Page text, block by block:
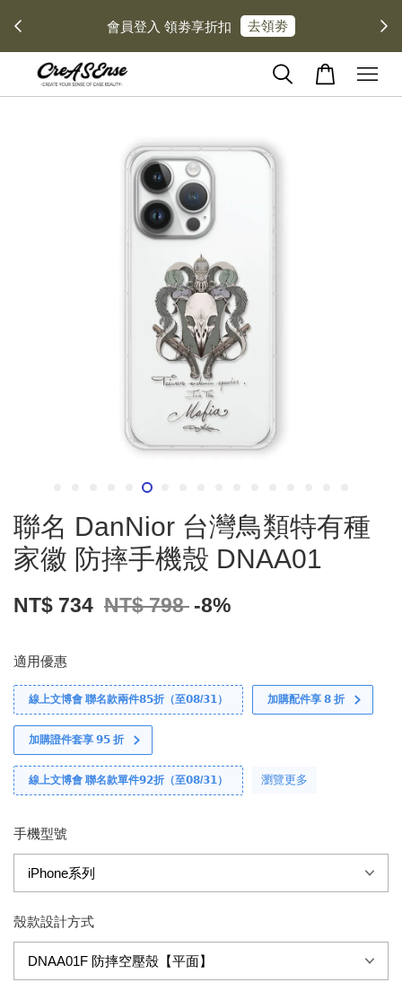
會員登入 領劵享折扣 去領劵
聯名 DanNior 台灣鳥類特有種
家徽 防摔手機殼 DNAA01
NT$ 734 NT$ 798 -8%
適用優惠
線上文博會 聯名款兩件𝟴𝟱折（至𝟬𝟴/𝟯𝟭） 加購配件享 𝟴 折
加購證件套享 𝟵𝟱 折
線上文博會 聯名款單件𝟵𝟮折（至𝟬𝟴/𝟯𝟭） 瀏覽更多
手機型號
殼款設計方式